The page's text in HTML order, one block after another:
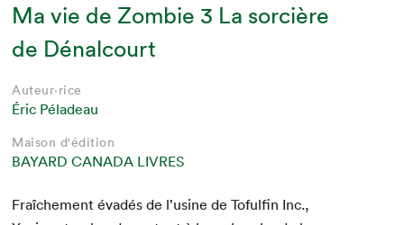
Ma vie de Zombie 3 La sorcière
de Dénalcourt
Auteur·rice
Éric Péladeau
Maison d'édition
BAYARD CANADA LIVRES
Fraîche­ment évadés de l’usine de Tofulfin Inc.,